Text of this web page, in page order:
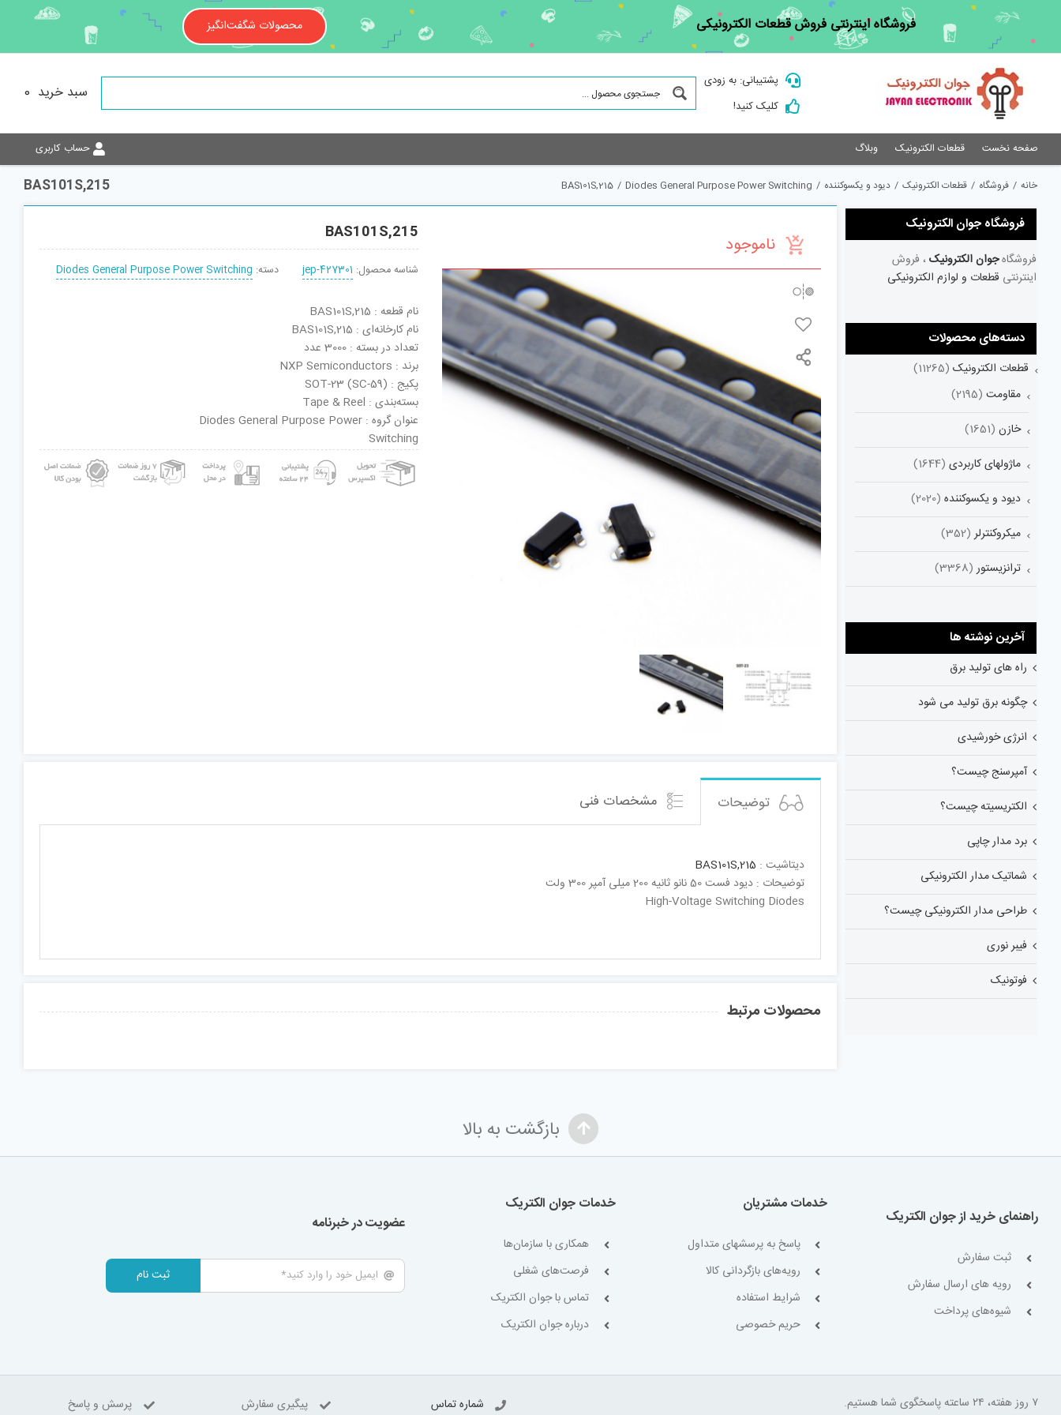
content
فروشگاه اینترنتی فروش قطعات الکترونیکی محصولات شگفت‌انگیز
پشتیبانی: به زودی
کلیک کنید!
سبد خرید 0
صفحه نخست قطعات الکترونیک وبلاگ حساب کاربری
BAS101S,215 خانه / فروشگاه / قطعات الکترونیک / دیود و یکسوکننده /
Diodes General Purpose Power Switching
/
BAS101S,215
ناموجود BAS101S,215
شناسه محصول: jep-427301 دسته: Diodes General Purpose Power Switching
نام قطعه : BAS101S,215
نام کارخانه‌ای : BAS101S,215
تعداد در بسته : 3000 عدد
برند : NXP Semiconductors
پکیج : SOT-23 (SC-59)
بسته‌بندی : Tape & Reel
عنوان گروه : Diodes General Purpose Power
Switching
توضیحات مشخصات فنی
دیتاشیت : BAS101S,215
توضیحات : دیود فست 50 نانو ثانیه 200 میلی آمپر 300 ولت
High-Voltage Switching Diodes
محصولات مرتبط
فروشگاه جوان الکترونیک
فروشگاهجوان الکترونیک ، فروش
اینترنتی قطعات و لوازم الکترونیکی
دسته‌های محصولات
قطعات الکترونیک (11265)
مقاومت (2195)
خازن (1651)
ماژولهای کاربردی (1644)
دیود و یکسوکننده (2020)
میکروکنترلر (352)
ترانزیستور (3368)
آخرین نوشته ها
راه های تولید برق
چگونه برق تولید می شود
انرژی خورشیدی
آمپرسنج چیست؟
الکتریسیته چیست؟
برد مدار چاپی
شماتیک مدار الکترونیکی
طراحی مدار الکترونیکی چیست؟
فیبر نوری
فوتونیک
بازگشت به بالا
راهنمای خرید از جوان الکتریک
ثبت سفارش
رویه های ارسال سفارش
شیوه‌های پرداخت
خدمات مشتریان
پاسخ به پرسشهای متداول
رویه‌های بازگردانی کالا
شرایط استفاده
حریم خصوصی
خدمات جوان الکتریک
همکاری با سازمان‌ها
فرصت‌های شغلی
تماس با جوان الکتریک
درباره جوان الکتریک
عضویت در خبرنامه
ثبت نام
۷ روز هفته، ۲۴ ساعته پاسخگوی شما هستیم. شماره تماس پیگیری سفارش پرسش و پاسخ